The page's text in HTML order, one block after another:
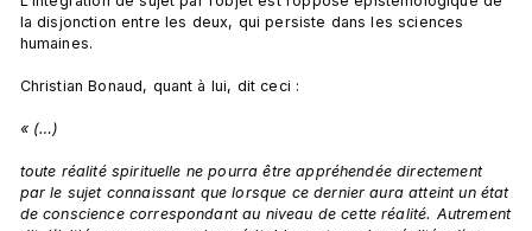
la disjonction entre les deux, qui persiste dans les sciences
humaines.
Christian Bonaud, quant à lui, dit ceci :
« (…)
toute réalité spirituelle ne pourra être appréhendée directement
par le sujet connaissant que lorsque ce dernier aura atteint un état
de conscience correspondant au niveau de cette réalité. Autrement